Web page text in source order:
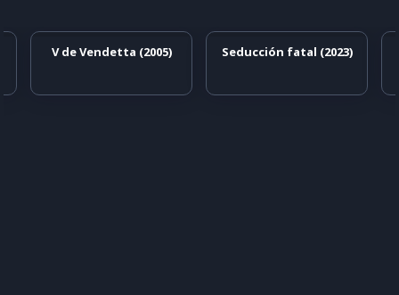
V de Vendetta (2005) Seducción fatal (2023)